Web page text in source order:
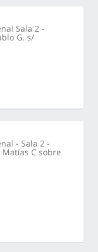
Sala 2 -
G. s/
- Sala 2 -
C sobre